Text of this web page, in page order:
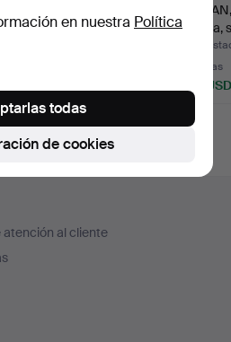
Tao Kuang (1821-1850).
China,
5 pujas
53 USD
atención al cliente
en nuestra Política
de cookies
todas